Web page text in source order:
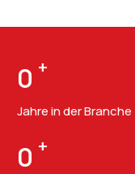
0 +
Jahre in der Branche
0 +